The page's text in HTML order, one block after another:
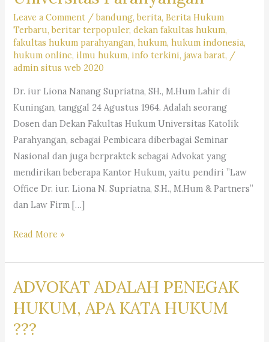
Leave a Comment /bandung,berita,Berita Hukum
Terbaru,beritar terpopuler,dekan fakultas hukum,
fakultas hukum parahyangan,hukum,hukum indonesia,
hukum online, ilmu hukum, info terkini,jawa barat, /
admin situs web 2020
Dr. iur Liona Nanang Supriatna, SH., M.Hum Lahir di
Kuningan, tanggal 24 Agustus 1964. Adalah seorang
Dosen dan Dekan Fakultas Hukum Universitas Katolik
Parahyangan, sebagai Pembicara diberbagai Seminar
Nasional dan juga berpraktek sebagai Advokat yang
mendirikan beberapa Kantor Hukum, yaitu pendiri ”Law
Office Dr. iur. Liona N. Supriatna, S.H., M.Hum & Partners”
dan Law Firm […]
Profil
Fakultas
Hukum
Parahyangan
Read More »
ADVOKAT ADALAH PENEGAK
HUKUM, APA KATA HUKUM
???